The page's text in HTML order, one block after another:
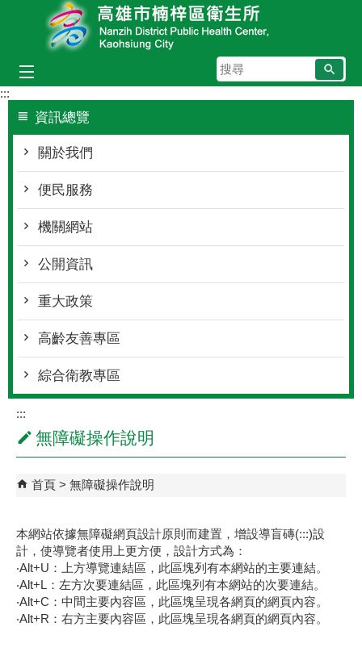
跳到主要內容區塊
搜
尋
:::
資訊總覽
關於我們
便民服務
機關網站
公開資訊
重大政策
高齡友善專區
綜合衛教專區
:::
無障礙操作說明
首頁 無障礙操作說明
本網站依據無障礙網頁設計原則而建置，增設導盲磚(:::)設
計，使導覽者使用上更方便，設計方式為：
‧Alt+U：上方導覽連結區，此區塊列有本網站的主要連結。
‧Alt+L：左方次要連結區，此區塊列有本網站的次要連結。
‧Alt+C：中間主要內容區，此區塊呈現各網頁的網頁內容。
‧Alt+R：右方主要內容區，此區塊呈現各網頁的網頁內容。